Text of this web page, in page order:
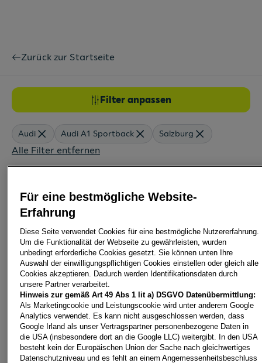
Zurück zur Startseite
Filter anpassen
Audi Audi A1 Sportback Salzburg
Alle Filter entfernen
Nach Modell gruppieren
Für eine bestmögliche Website-
Erfahrung
Diese Seite verwendet Cookies für eine bestmögliche Nutzererfahrung.
Um die Funktionalität der Webseite zu gewährleisten, wurden
unbedingt erforderliche Cookies gesetzt. Sie können unten Ihre
Auswahl der einwilligungspflichtigen Cookies einstellen oder gleich alle
Cookies akzeptieren. Dadurch werden Identifikationsdaten durch
unsere Partner verarbeitet.
Hinweis zur gemäß Art 49 Abs 1 lit a) DSGVO Datenübermittlung:
Als Marketingcookie und Leistungscookie wird unter anderem Google
Analytics verwendet. Es kann nicht ausgeschlossen werden, dass
Google Irland als unser Vertragspartner personenbezogene Daten in
die USA (insbesondere dort an die Google LLC) weitergibt. In den USA
besteht kein der Europäischen Union der Sache nach gleichwertiges
Datenschutzniveau und es fehlt an einem Angemessenheitsbeschluss